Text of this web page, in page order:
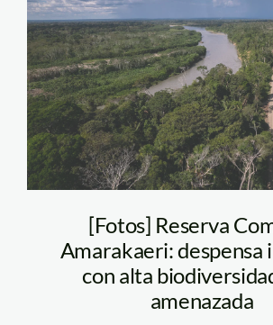
carretera-
perez2—spda
[Fotos] Reserva
Amarakaeri: despensa
con alta
amenazada